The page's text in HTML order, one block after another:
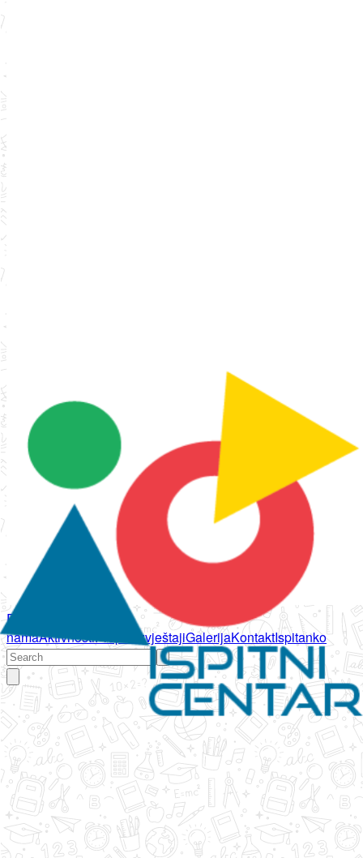
Početna
namaAktivnostiPropisi IzvještajiGalerijaKontaktIspitanko